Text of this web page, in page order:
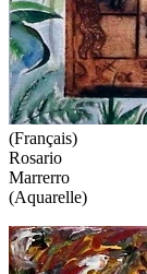
(Français)
Rosario
Marrerro
(Aquarelle)